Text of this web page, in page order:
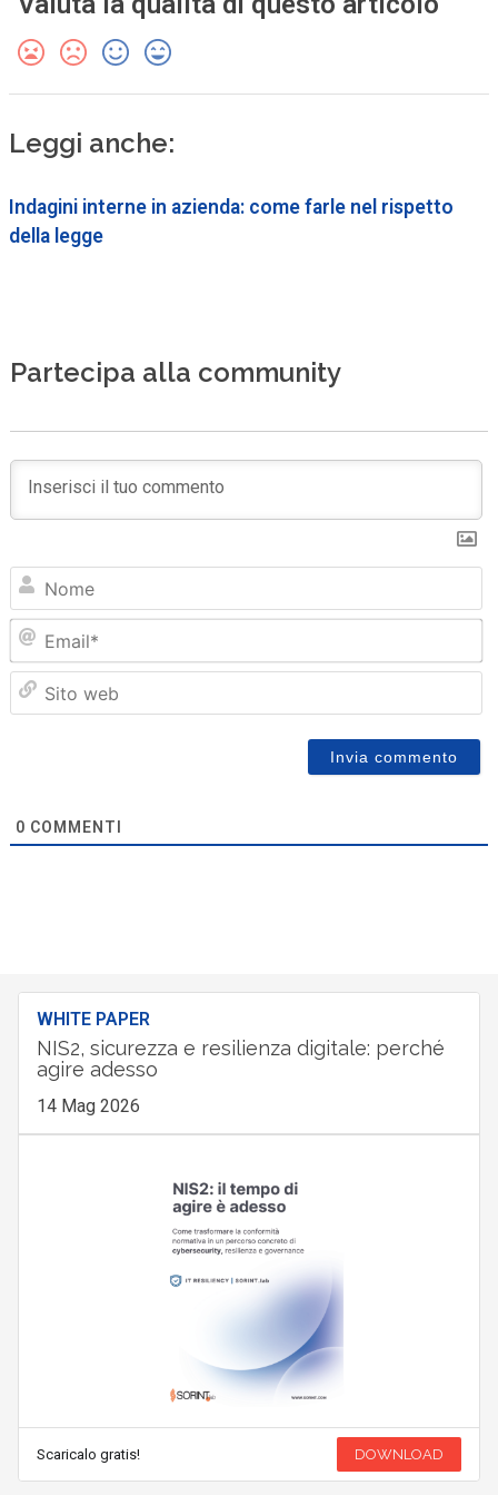
Leggi anche:
Indagini interne in azienda: come farle nel rispetto
della legge
Partecipa alla community
0 COMMENTI
WHITE PAPER
NIS2, sicurezza e resilienza digitale: perché
agire adesso
14 Mag 2026
Scaricalo gratis! DOWNLOAD